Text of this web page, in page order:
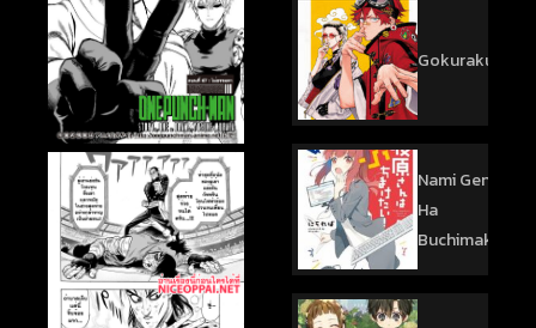
Gokurakugai
Nami Gensan
Ha
Buchimaketai!